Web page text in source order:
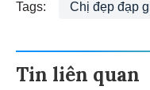
Tags: Chị đẹp đạp
Tin liên quan